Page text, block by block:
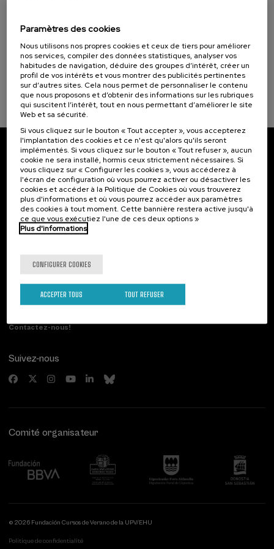
tradiciones a través de la comida
20 h. Espagnol .
...
À PARTIR DE 25 €
Dernières
places
Gratuit
Date
passée
Liste
d'attente
Période
d'inscription
terminée
Abonnez-vous à notre bulletin
Inscrivez-vous pour être le premier à recevoir les
actualités de l'UIK.
S'abonner
Contact
Paseo de Miraconcha, 48
20007 Donostia / San Sebastián
Gipuzkoa, Spain
Contactez-nous!
Suivez-nous
Comité organisateur
© 2026 Fundación Cursos de Verano de la UPV/EHU
Politique de confidentialité
Paramètres des cookies
Nous utilisons nos propres cookies et ceux de tiers pour améliorer
nos services, compiler des données statistiques, analyser vos
habitudes de navigation, déduire des groupes d’intérêt, créer un
profil de vos intérêts et vous montrer des publicités pertinentes
sur d’autres sites. Cela nous permet de personnaliser le contenu
que nous proposons et d’obtenir des informations sur les rubriques
qui suscitent l’intérêt, tout en nous permettant d’améliorer le site
Web et sa sécurité.
Si vous cliquez sur le bouton « Tout accepter », vous accepterez
l'implantation des cookies et ce n'est qu'alors qu'ils seront
implémentés. Si vous cliquez sur le bouton « Tout refuser », aucun
cookie ne sera installé, hormis ceux strictement nécessaires. Si
vous cliquez sur « Configurer les cookies », vous accéderez à
l'écran de configuration où vous pourrez activer ou désactiver les
cookies et accéder à la Politique de Cookies où vous trouverez
plus d'informations et où vous pourrez accéder aux paramètres
des cookies à tout moment. Cette bannière restera active jusqu'à
ce que vous exécutiez l'une de ces deux options »
Plus d'informations
CONFIGURER COOKIES
TOUT REFUSER
ACCEPTER TOUS